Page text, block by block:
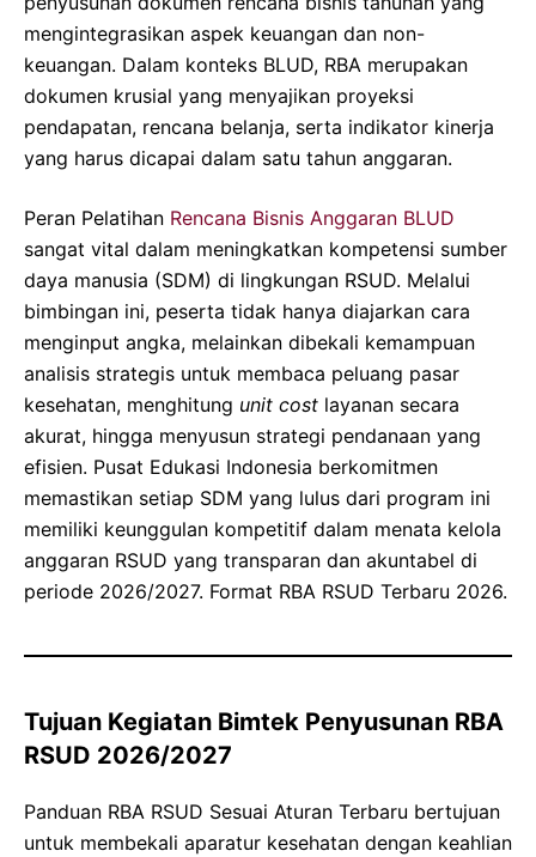
mengintegrasikan aspek keuangan dan non-
keuangan. Dalam konteks BLUD, RBA merupakan
dokumen krusial yang menyajikan proyeksi
pendapatan, rencana belanja, serta indikator kinerja
yang harus dicapai dalam satu tahun anggaran.
Peran Pelatihan Rencana Bisnis Anggaran BLUD
sangat vital dalam meningkatkan kompetensi sumber
daya manusia (SDM) di lingkungan RSUD. Melalui
bimbingan ini, peserta tidak hanya diajarkan cara
menginput angka, melainkan dibekali kemampuan
analisis strategis untuk membaca peluang pasar
kesehatan, menghitung unit cost layanan secara
akurat, hingga menyusun strategi pendanaan yang
efisien. Pusat Edukasi Indonesia berkomitmen
memastikan setiap SDM yang lulus dari program ini
memiliki keunggulan kompetitif dalam menata kelola
anggaran RSUD yang transparan dan akuntabel di
periode 2026/2027. Format RBA RSUD Terbaru 2026.
Tujuan Kegiatan Bimtek Penyusunan RBA
RSUD 2026/2027
Panduan RBA RSUD Sesuai Aturan Terbaru bertujuan
untuk membekali aparatur kesehatan dengan keahlian